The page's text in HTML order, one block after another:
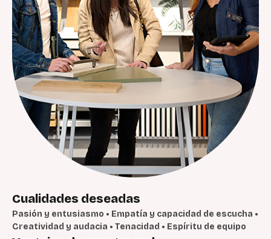
Cualidades deseadas
Pasión y entusiasmo • Empatía y capacidad de escucha •
Creatividad y audacia • Tenacidad • Espíritu de equipo